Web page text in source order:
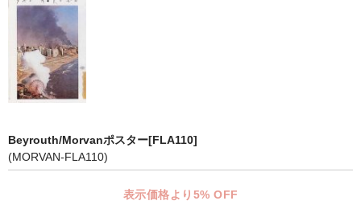
吊りフック
吊り金具＆ヒモセット
簡単スタンド
額縁用黄袋
Beyrouth/Morvanポスター[FLA110]
(MORVAN-FLA110)
表示価格より5% OFF